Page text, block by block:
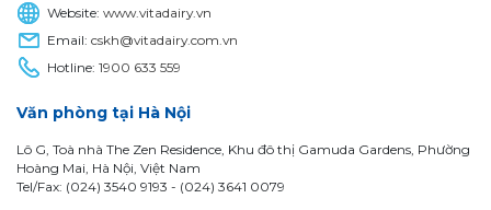
Website:www.vitadairy.vn
Email:cskh@vitadairy.com.vn
Hotline:1900 633 559
Văn phòng tại Hà Nội
Lô G, Toà nhà The Zen Residence, Khu đô thị Gamuda Gardens, Phường
Hoàng Mai, Hà Nội, Việt Nam
Tel/Fax: (024) 3540 9193 - (024) 3641 0079